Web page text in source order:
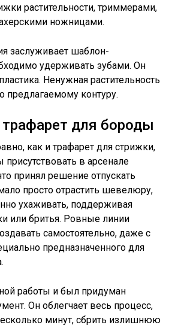
растительности, триммерами,
ножницами.
заслуживает шаблон-
удерживать зубами. Он
Ненужная растительность
предлагаемому контуру.
для бороды
как и трафарет для стрижки,
в арсенале
принял решение отпускать
просто отрастить шевелюру,
ухаживать, поддерживая
или бритья. Ровные линии
самостоятельно, даже с
предназначенного для
работы и был придуман
Он облегчает весь процесс,
минут, сбрить излишнюю